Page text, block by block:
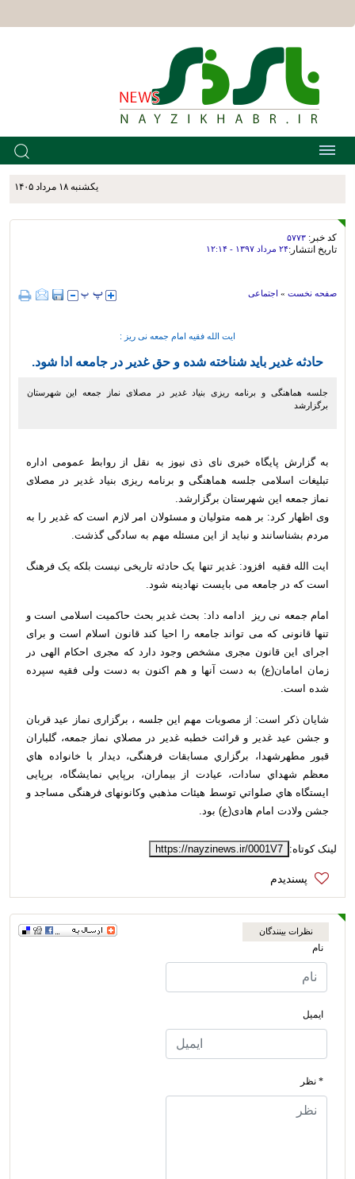
يکشنبه ۱۸ مرداد ۱۴۰۵
کد خبر: ۵۷۷۳
تاریخ انتشار:۲۴ مرداد ۱۳۹۷ - ۱۲:۱۴
صفحه نخست » اجتماعی
ایت الله فقیه امام جمعه نی ریز :
حادثه غدیر باید شناخته شده و حق غدیر در جامعه ادا شود.
جلسه هماهنگی و برنامه ریزی بنیاد غدیر در مصلای نماز جمعه این شهرستان
برگزارشد
به گزارش پایگاه خبری نای ذی نیوز به نقل از روابط عمومی اداره
تبلیغات اسلامی جلسه هماهنگی و برنامه ریزی بنیاد غدیر در مصلای
نماز جمعه این شهرستان برگزارشد.
وی اظهار کرد: بر همه متولیان و مسئولان امر لازم است که غدیر را به
مردم بشناسانند و نباید از این مسئله مهم به سادگی گذشت.
ایت الله فقیه افزود: غدیر تنها یک حادثه تاریخی نیست بلکه یک فرهنگ
است که در جامعه می بایست نهادینه شود.
امام جمعه نی ریز ادامه داد: بحث غدیر بحث حاکمیت اسلامی است و
تنها قانونی که می تواند جامعه را احیا کند قانون اسلام است و برای
اجرای این قانون مجری مشخص وجود دارد که مجری احکام الهی در
زمان امامان(ع) به دست آنها و هم اکنون به دست ولی فقیه سپرده
شده است.
شایان ذکر است: از مصوبات مهم اين جلسه ، برگزاری نماز عيد قربان
و جشن عيد غدير و قرائت خطبه غدیر در مصلاي نماز جمعه، گلباران
قبور مطهرشهدا، برگزاري مسابقات فرهنگی، ديدار با خانواده هاي
معظم شهداي سادات، عيادت از بيماران، برپايي نمایشگاه، برپایی
ايستگاه هاي صلواتي توسط هيئات مذهبي وکانونهای فرهنگی مساجد و
جشن ولادت امام هادی(ع) بود.
لینک کوتاه: https://nayzinews.ir/0001V7
نظرات بینندگان
نام
ایمیل
* نظر